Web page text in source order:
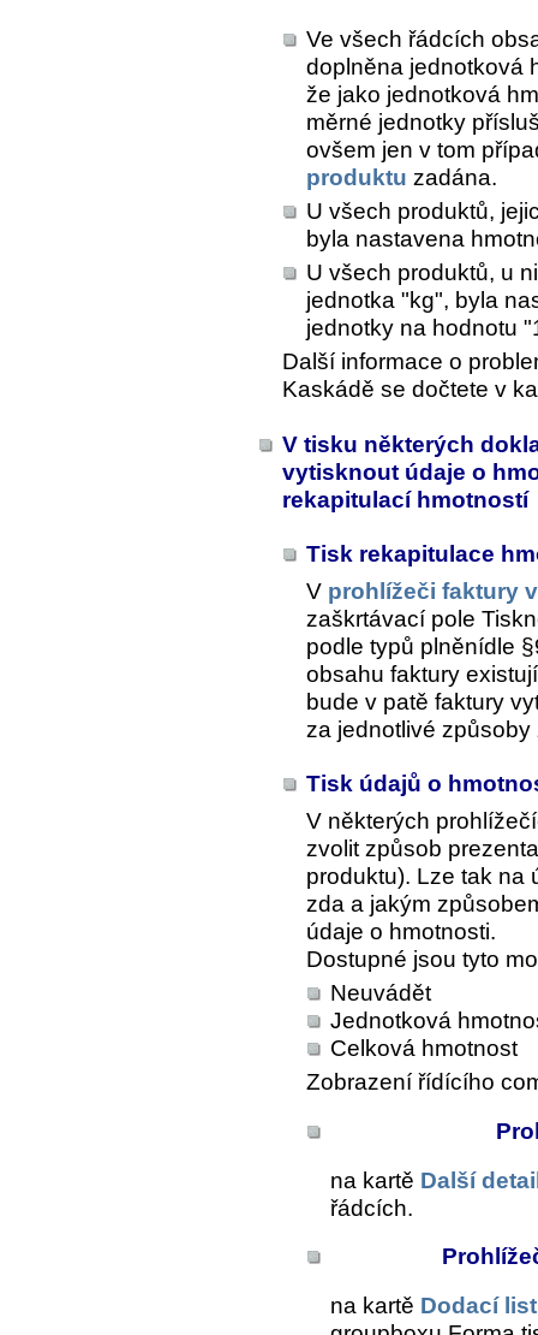
Ve všech řádcích
doplněna jednotková
že jako jednotková
měrné jednotky
ovšem jen v tom
produktu zadána.
U všech produktů,
byla nastavena
U všech produktů, u
jednotka "kg", byla
jednotky na hodnotu
Další informace o
Kaskádě se dočtete v
V tisku některých
vytisknout údaje o
rekapitulací hmotností
Tisk rekapitulace
V prohlížeči faktury
zaškrtávací pole
podle typů plněnídle
obsahu faktury
bude v patě faktury
za jednotlivé
Tisk údajů o
V některých
zvolit způsob
produktu). Lze tak na
zda a jakým
údaje o hmotnosti.
Dostupné jsou tyto
Neuvádět
Jednotková
Celková hmotnost
Zobrazení řídícího
na kartě Další
řádcích.
na kartě Dodací